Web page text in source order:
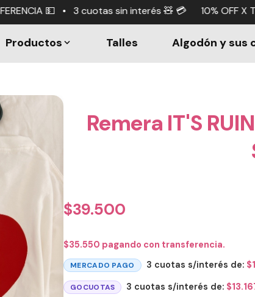
sin interés 🧸 💳 10% OFF X TRANSFERENCIA
Productos Talles Algodón y sus
Remera IT'S
$39.500
$35.550 pagando con transferencia.
MERCADO PAGO 3 cuotas s/interés de: $
GOCUOTAS 3 cuotas s/interés de: $